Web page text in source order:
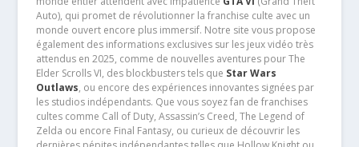
Auto), qui promet de révolutionner la franchise culte avec un
monde ouvert encore plus immersif. Notre site vous propose
également des informations exclusives sur les jeux vidéo très
attendus en 2025, comme de nouvelles aventures pour The
Elder Scrolls VI, des blockbusters tels que Star Wars
Outlaws, ou encore des expériences innovantes signées par
les studios indépendants. Que vous soyez fan de franchises
cultes comme Call of Duty, Assassin’s Creed, The Legend of
Zelda ou encore Final Fantasy, ou curieux de découvrir les